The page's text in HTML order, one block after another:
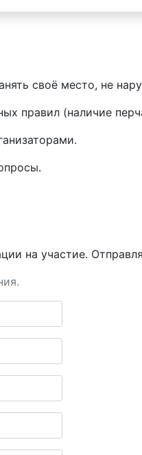
своё место, не
правил (наличие
на участие.